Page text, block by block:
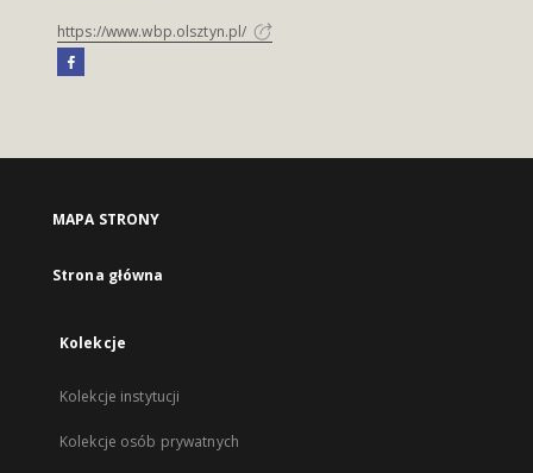
https://www.wbp.olsztyn.pl/
MAPA STRONY
Strona główna
Kolekcje
Kolekcje instytucji
Kolekcje osób prywatnych